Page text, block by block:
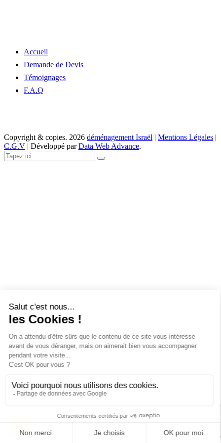
Accueil
Demande de Devis
Témoignages
F.A.Q
Copyright & copies. 2026 déménagement Israël | Mentions Légales |
C.G.V | Développé parData Web Advance.